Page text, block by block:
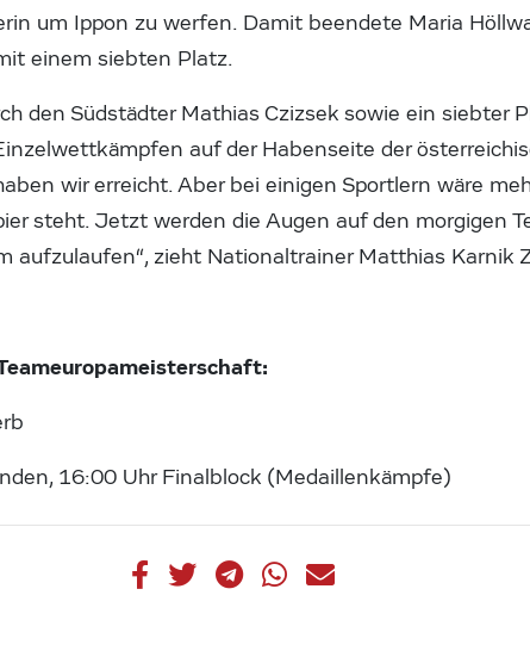
um Ippon zu werfen. Damit beendete Maria
einem siebten Platz.
den Südstädter Mathias Czizsek sowie ein siebter
auf der Habenseite der
wir erreicht. Aber bei einigen Sportlern wäre
steht. Jetzt werden die Augen auf den morgigen
aufzulaufen“, zieht Nationaltrainer Matthias Karnik
16:00 Uhr Finalblock (Medaillenkämpfe)